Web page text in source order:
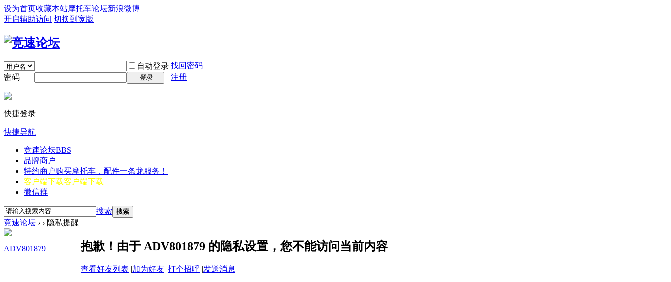
设为首页收藏本站摩托车论坛新浪微博
开启辅助访问 切换到宽版
自动登录 找回密码
密码
登录 注册
快捷登录
快捷导航
竞速论坛BBS
品牌商户
特约商户购买摩托车，配件一条龙服务！
客户端下载客户端下载
微信群
搜索 搜索
竞速论坛 › › 隐私提醒
ADV801879 抱歉！由于 ADV801879 的隐私设置，您不能访问当前内容
查看好友列表 |加为好友 |打个招呼 |发送消息